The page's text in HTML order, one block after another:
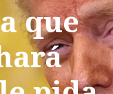
que